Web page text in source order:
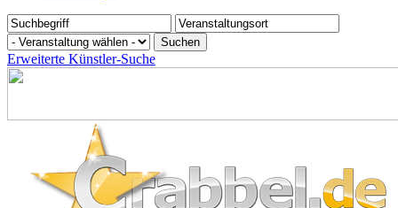
Erweiterte Künstler-Suche